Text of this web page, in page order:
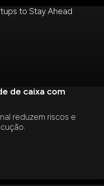
de caixa com
reduzem riscos e